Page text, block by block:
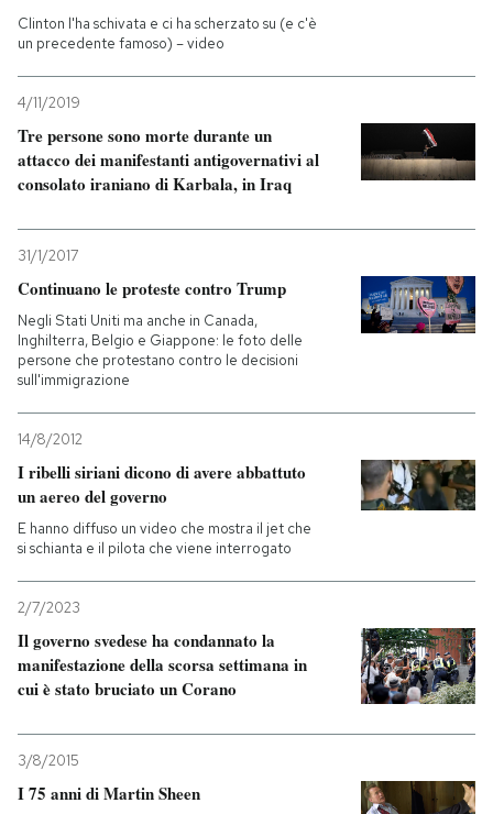
Clinton l'ha schivata e ci ha scherzato su (e c'è
un precedente famoso) – video
4/11/2019
Tre persone sono morte durante un
attacco dei manifestanti antigovernativi al
consolato iraniano di Karbala, in Iraq
31/1/2017
Continuano le proteste contro Trump
Negli Stati Uniti ma anche in Canada,
Inghilterra, Belgio e Giappone: le foto delle
persone che protestano contro le decisioni
sull'immigrazione
14/8/2012
I ribelli siriani dicono di avere abbattuto
un aereo del governo
E hanno diffuso un video che mostra il jet che
si schianta e il pilota che viene interrogato
2/7/2023
Il governo svedese ha condannato la
manifestazione della scorsa settimana in
cui è stato bruciato un Corano
3/8/2015
I 75 anni di Martin Sheen